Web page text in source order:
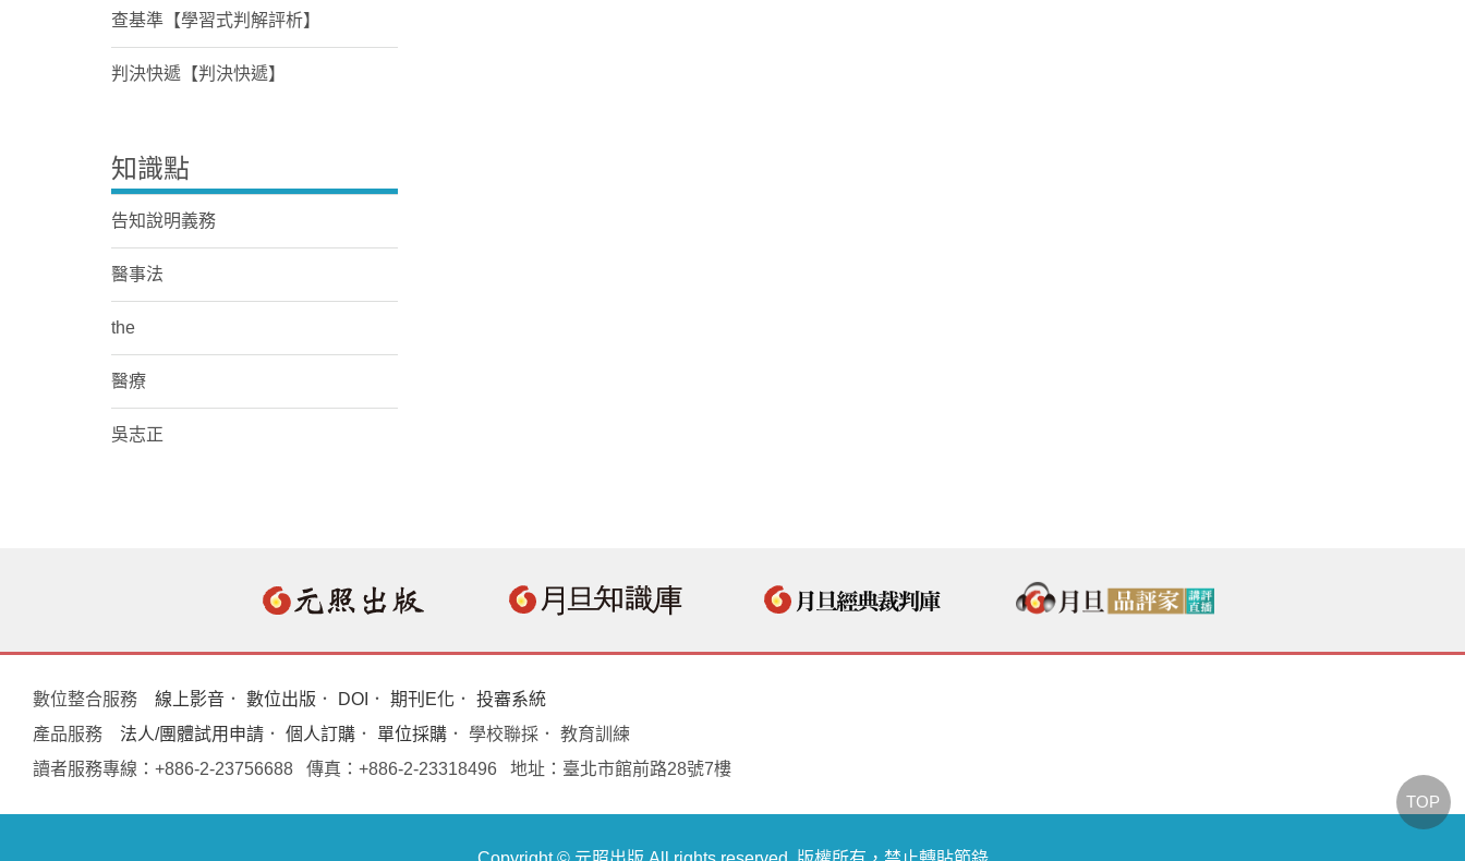
查基準【學習式判解評析】
判決快遞【判決快遞】
知識點
告知說明義務
醫事法
the
醫療
吳志正
數位整合服務 線上影音 ． 數位出版 ． DOI ． 期刊E化 ． 投審系統
產品服務
法人/團體試用申請 ． 個人訂購 ． 單位採購 ． 學校聯採． 教育訓練
讀者服務專線：+886-2-23756688 傳真：+886-2-23318496 地址：臺北市館前路28號7樓
TOP